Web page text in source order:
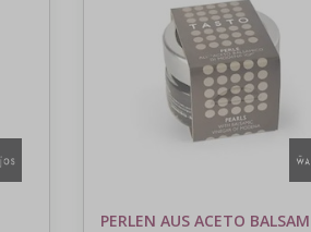
PERLEN AUS ACETO